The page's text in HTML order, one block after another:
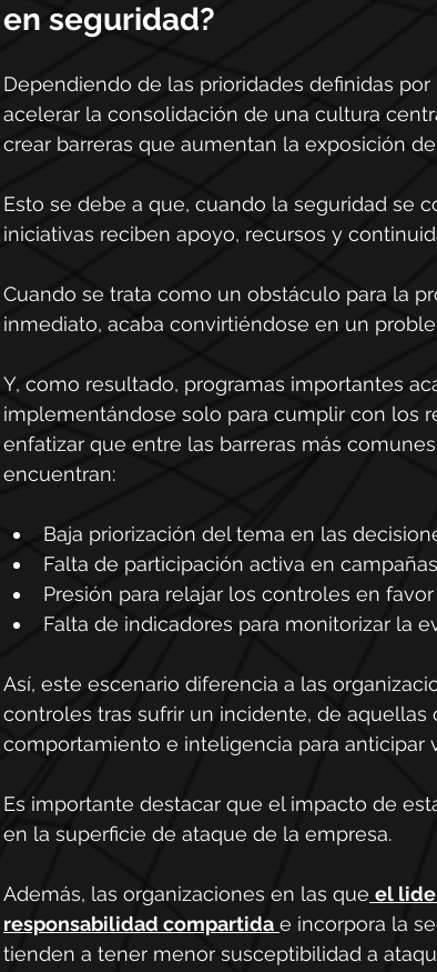
en seguridad?
Dependiendo de las prioridades definidas
acelerar la consolidación de una cultura
crear barreras que aumentan la exposición
Esto se debe a que, cuando la seguridad se
iniciativas reciben apoyo, recursos y
Cuando se trata como un obstáculo para la
inmediato, acaba convirtiéndose en un
Y, como resultado, programas importantes
implementándose solo para cumplir con los
enfatizar que entre las barreras más
encuentran:
Baja priorización del tema en las
Falta de participación activa en
Presión para relajar los controles en
Falta de indicadores para monitorizar la
Así, este escenario diferencia a las
controles tras sufrir un incidente, de
comportamiento e inteligencia para anticipar
Es importante destacar que el impacto de
en la superficie de ataque de la empresa.
Además, las organizaciones en las que el
responsabilidad compartida e incorpora la
tienden a tener menor susceptibilidad a